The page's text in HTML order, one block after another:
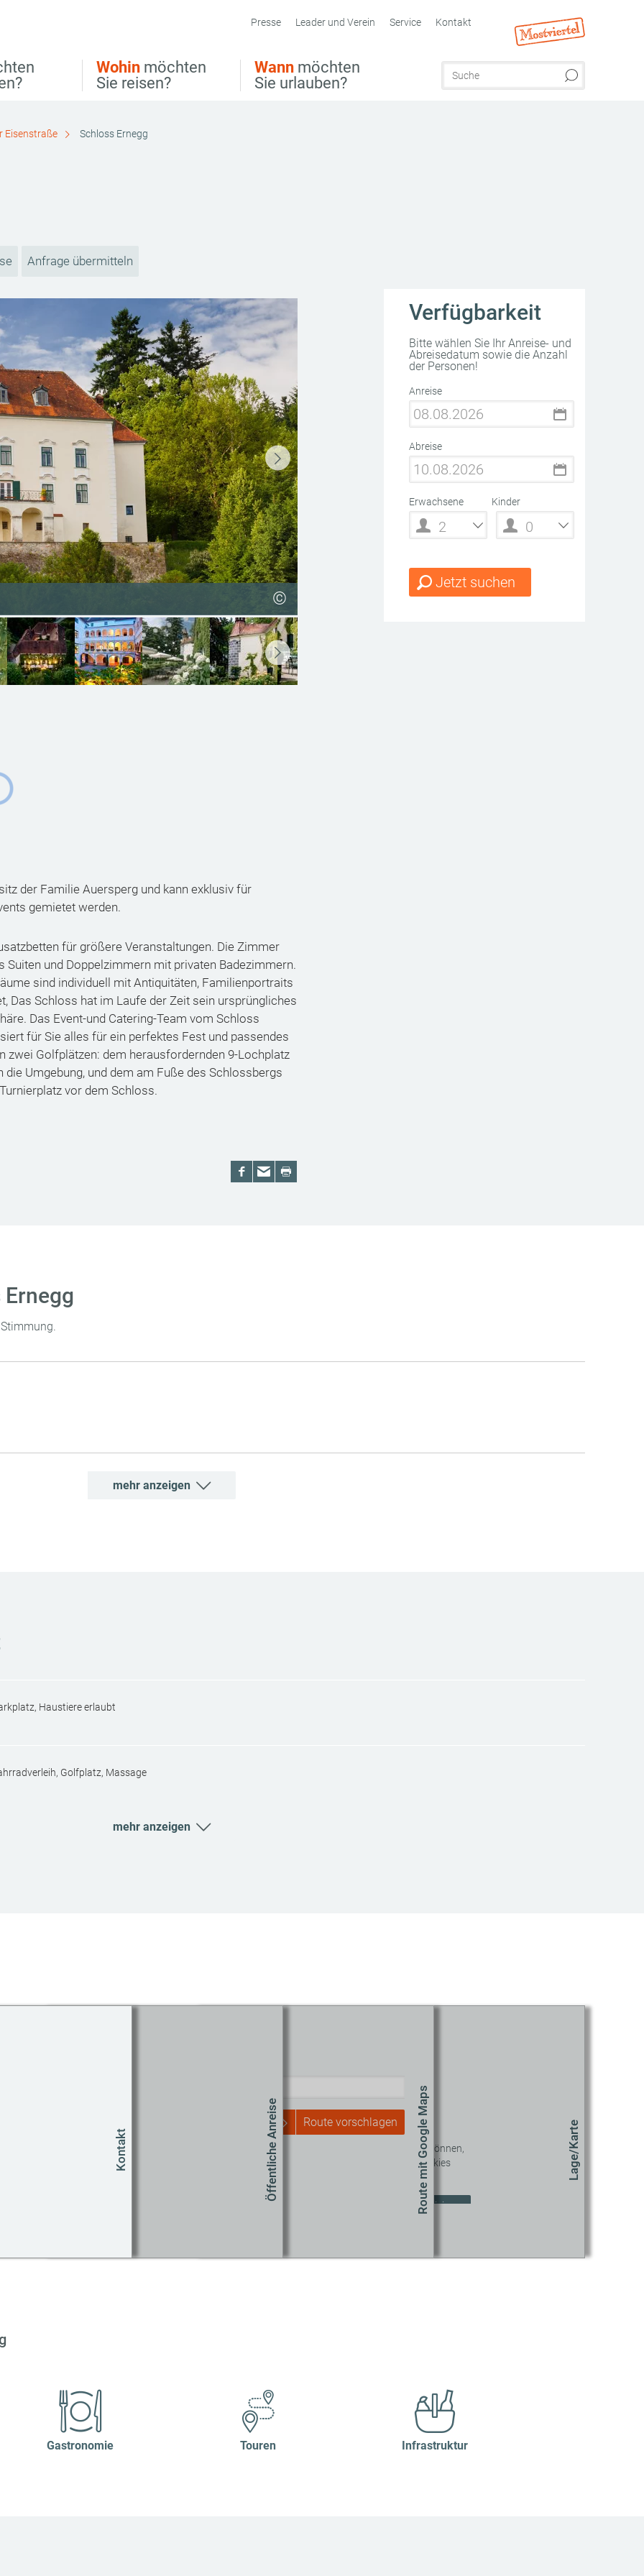
Wohin möchten
Sie reisen?
Wann möchten
Sie urlauben?
Presse Leader und Verein Service Kontakt
Eisenstraße Schloss Ernegg
Anfrage übermitteln
©
©
©
©
©
©
©
©
©
©
©
©
©
©
©
©
©
©
©
©
©
©
©
©
©
©
©
©
©
©
©
©
©
©
©
©
©
©
©
der Familie Auersperg und kann exklusiv für
gemietet werden.
für größere Veranstaltungen. Die Zimmer
und Doppelzimmern mit privaten Badezimmern.
sind individuell mit Antiquitäten, Familienportraits
Das Schloss hat im Laufe der Zeit sein ursprüngliches
Das Event-und Catering-Team vom Schloss
für Sie alles für ein perfektes Fest und passendes
zwei Golfplätzen: dem herausfordernden 9-Lochplatz
Umgebung, und dem am Fuße des Schlossbergs
vor dem Schloss.
Verfügbarkeit
Bitte wählen Sie Ihr Anreise- und
Abreisedatum sowie die Anzahl
der Personen!
Anreise
Abreise
Erwachsene Kinder
Jetzt suchen
mehr anzeigen
Haustiere erlaubt
Golfplatz, Massage
mehr anzeigen
Kontakt Öffentliche Anreise Route mit Google Maps
Route vorschlagen Lage/Karte
Um diesen Inhalt sehen zu können,
müssen Sie unseren Cookies
Cookie-Einstellungen aktualisieren
Gastronomie Touren Infrastruktur